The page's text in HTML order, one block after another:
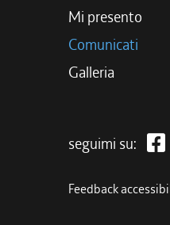
Mi presento
Comunicati
Galleria
seguimi su:
Feedback